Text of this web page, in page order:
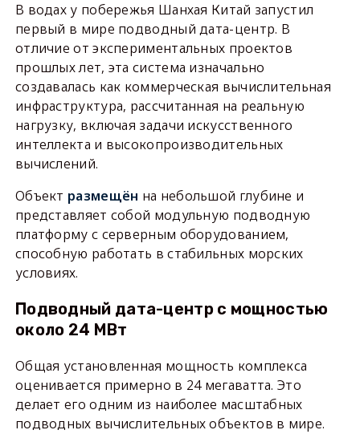
В водах у побережья Шанхая Китай запустил
первый в мире подводный дата-центр. В
отличие от экспериментальных проектов
прошлых лет, эта система изначально
создавалась как коммерческая вычислительная
инфраструктура, рассчитанная на реальную
нагрузку, включая задачи искусственного
интеллекта и высокопроизводительных
вычислений.
Объект размещён на небольшой глубине и
представляет собой модульную подводную
платформу с серверным оборудованием,
способную работать в стабильных морских
условиях.
Подводный дата-центр с мощностью
около 24 МВт
Общая установленная мощность комплекса
оценивается примерно в 24 мегаватта. Это
делает его одним из наиболее масштабных
подводных вычислительных объектов в мире.